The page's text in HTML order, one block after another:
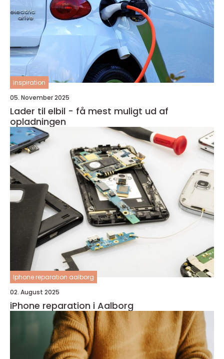
inspiration
05. November 2025
Lader til elbil - få mest muligt ud af
opladningen
Iphone reparation aalborg
02. August 2025
iPhone reparation i Aalborg